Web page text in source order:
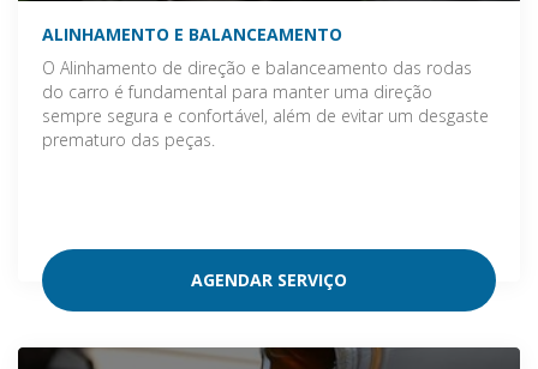
ALINHAMENTO E BALANCEAMENTO
O Alinhamento de direção e balanceamento das rodas
do carro é fundamental para manter uma direção
sempre segura e confortável, além de evitar um desgaste
prematuro das peças.
AGENDAR SERVIÇO